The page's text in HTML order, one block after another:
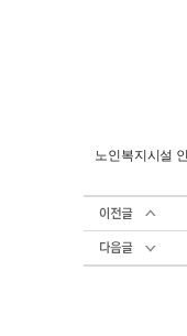
노인복지시설